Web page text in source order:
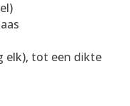
elk), tot een dikte